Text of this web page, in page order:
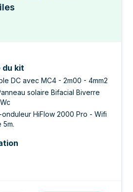
du kit
DC avec MC4 - 2m00 - 4mm2
solaire Bifacial Biverre
HiFlow 2000 Pro - Wifi
5m.